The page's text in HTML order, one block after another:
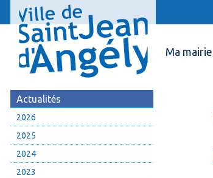
Ma mairie
Actualités
2026
2025
2024
2023